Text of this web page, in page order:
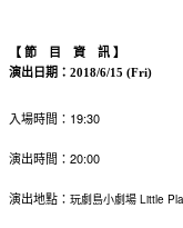
【 節 目 資 訊 】
演出日期：2018/6/15 (Fri)
入場時間：19:30
演出時間：20:00
演出地點： 玩劇島小劇場 Little